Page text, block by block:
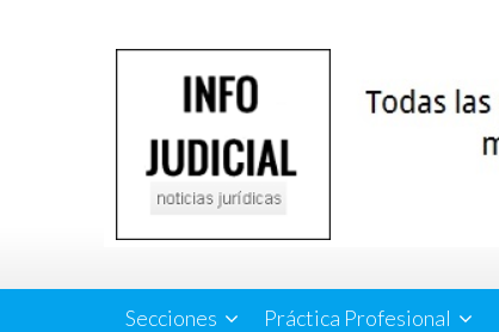
Secciones Práctica Profesional